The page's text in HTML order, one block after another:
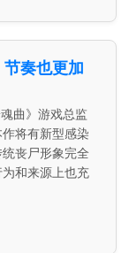
节奏也更加
曲》游戏总监
将有新型感染
丧尸形象完全
和来源上也充